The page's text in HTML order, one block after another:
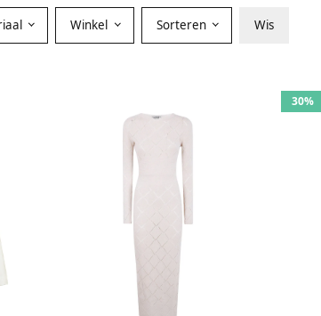
Winkel Sorteren Wis
30%